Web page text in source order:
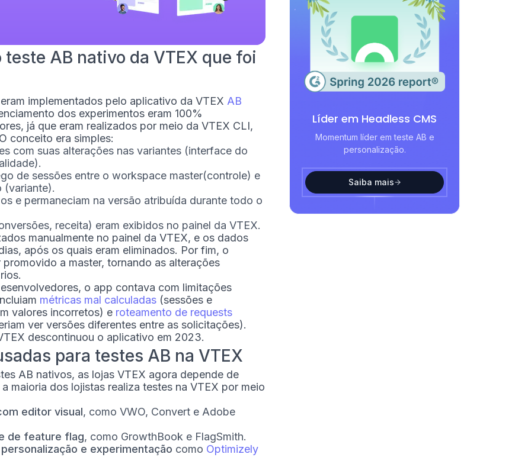
AB nativo da VTEX que foi
implementados pelo aplicativo da VTEX AB
dos experimentos eram 100%
já que eram realizados por meio da VTEX CLI,
conceito era simples:
com suas alterações nas variantes (interface do
de sessões entre o workspace master(controle) e
(variante).
e permaneciam na versão atribuída durante todo o
receita) eram exibidos no painel da VTEX.
manualmente no painel da VTEX, e os dados
após os quais eram eliminados. Por fim, o
a master, tornando as alterações
o app contava com limitações
métricas mal calculadas (sessões e
valores incorretos) e roteamento de requests
ver versões diferentes entre as solicitações).
descontinuou o aplicativo em 2023.
para testes AB na VTEX
AB nativos, as lojas VTEX agora depende de
maioria dos lojistas realiza testes na VTEX por meio
editor visual, como VWO, Convert e Adobe
de feature flag, como GrowthBook e FlagSmith.
e experimentação como Optimizely
Líder em Headless CMS
Momentum líder em teste AB e
personalização.
Saiba mais